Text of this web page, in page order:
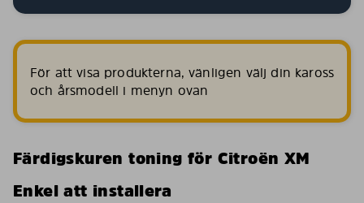
För att visa produkterna, vänligen välj din kaross
och årsmodell i menyn ovan
Färdigskuren toning för Citroën XM
Enkel att installera